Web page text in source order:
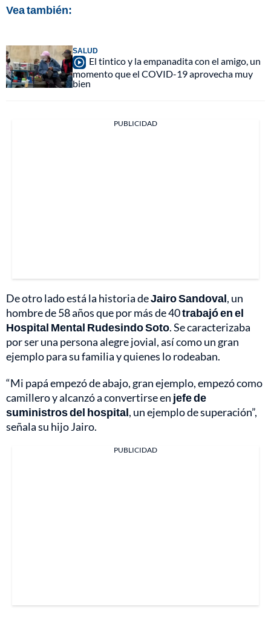
Vea también:
SALUD
El tintico y la empanadita con el amigo, un
momento que el COVID-19 aprovecha muy
bien
PUBLICIDAD
De otro lado está la historia deJairo Sandoval, un
hombre de 58 años que por más de 40trabajó en el
Hospital Mental Rudesindo Soto. Se caracterizaba
por ser una persona alegre jovial, así como un gran
ejemplo para su familia y quienes lo rodeaban.
“Mi papá empezó de abajo, gran ejemplo, empezó como
camillero y alcanzó a convertirse en jefe de
suministros del hospital, un ejemplo de superación”,
señala su hijo Jairo.
PUBLICIDAD